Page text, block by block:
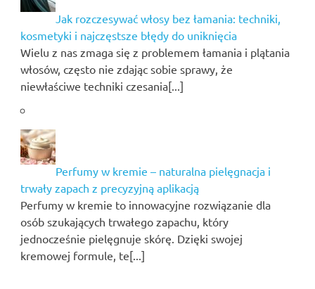
Jak rozczesywać włosy bez łamania: techniki,
kosmetyki i najczęstsze błędy do uniknięcia
Wielu z nas zmaga się z problemem łamania i plątania
włosów, często nie zdając sobie sprawy, że
niewłaściwe techniki czesania[...]
Perfumy w kremie – naturalna pielęgnacja i
trwały zapach z precyzyjną aplikacją
Perfumy w kremie to innowacyjne rozwiązanie dla
osób szukających trwałego zapachu, który
jednocześnie pielęgnuje skórę. Dzięki swojej
kremowej formule, te[...]